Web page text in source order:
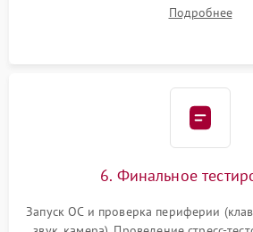
шлейфов, модулей памяти иПодробнее
6. Финальное
Запуск ОС и проверка периферии